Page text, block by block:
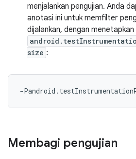
menjalankan pengujian. Anda
anotasi ini untuk memfilter
dijalankan, dengan
size :
Membagi pengujian